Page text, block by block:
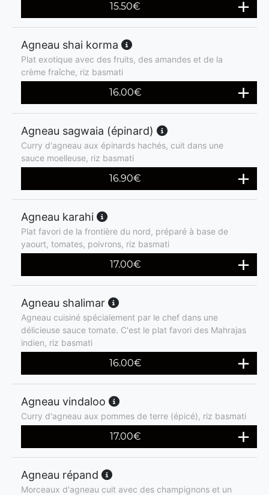
15.50€
Agneau shai korma
Plat exotique avec des fruits, des amandes et de la
crème fraîche, riz basmati
16.00€
Agneau sagwaia (épinard)
Curry d'agneau aux épinards hachés, cuit dans une
sauce moelleuse, riz basmati
16.90€
Agneau karahi
Plat favori de la frontière du nord, préparé à base de
yaourt, tomates, poivrons, riz basmati
17.00€
Agneau shalimar
Agneau cuisiné spécialement par le chef dans une
délicieuse sauce tomate. C'est le plat favori des Mahrajas
indien, riz basmati
16.00€
Agneau vindaloo
Curry d'agneau aux pommes de terre (épicé), riz basmati
17.00€
Agneau répand
Morceaux d'agneau cuit avec des champignons et un